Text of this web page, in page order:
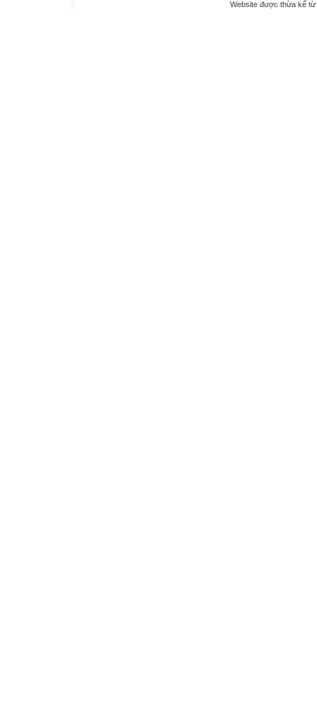
Website được thừa kế từ